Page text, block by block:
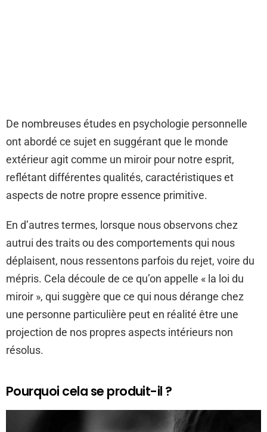
De nombreuses études en psychologie personnelle
ont abordé ce sujet en suggérant que le monde
extérieur agit comme un miroir pour notre esprit,
reflétant différentes qualités, caractéristiques et
aspects de notre propre essence primitive.
En d’autres termes, lorsque nous observons chez
autrui des traits ou des comportements qui nous
déplaisent, nous ressentons parfois du rejet, voire du
mépris. Cela découle de ce qu’on appelle « la loi du
miroir », qui suggère que ce qui nous dérange chez
une personne particulière peut en réalité être une
projection de nos propres aspects intérieurs non
résolus.
Pourquoi cela se produit-il ?